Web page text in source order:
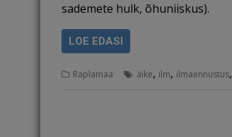
sademete hulk, õhuniiskus).
LOE EDASI
Raplamaa äike, ilm, ilmaennustus,